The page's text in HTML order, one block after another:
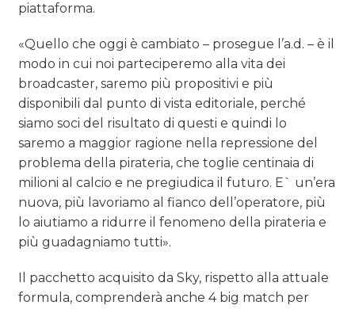
piattaforma.
«Quello che oggi è cambiato – prosegue l’a.d. – è il
modo in cui noi parteciperemo alla vita dei
broadcaster, saremo più propositivi e più
disponibili dal punto di vista editoriale, perché
siamo soci del risultato di questi e quindi lo
saremo a maggior ragione nella repressione del
problema della pirateria, che toglie centinaia di
milioni al calcio e ne pregiudica il futuro. E` un’era
nuova, più lavoriamo al fianco dell’operatore, più
lo aiutiamo a ridurre il fenomeno della pirateria e
più guadagniamo tutti».
Il pacchetto acquisito da Sky, rispetto alla attuale
formula, comprenderà anche 4 big match per